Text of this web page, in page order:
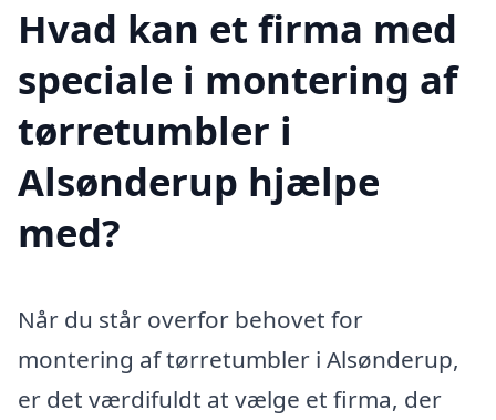
Hvad kan et firma med
speciale i montering af
tørretumbler i
Alsønderup hjælpe
med?
Når du står overfor behovet for
montering af tørretumbler i Alsønderup,
er det værdifuldt at vælge et firma, der